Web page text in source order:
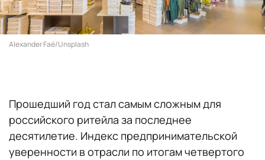
Alexander Faé/Unsplash
Прошедший год стал самым сложным для
российского ритейла за последнее
десятилетие. Индекс предпринимательской
уверенности в отрасли по итогам четвертого